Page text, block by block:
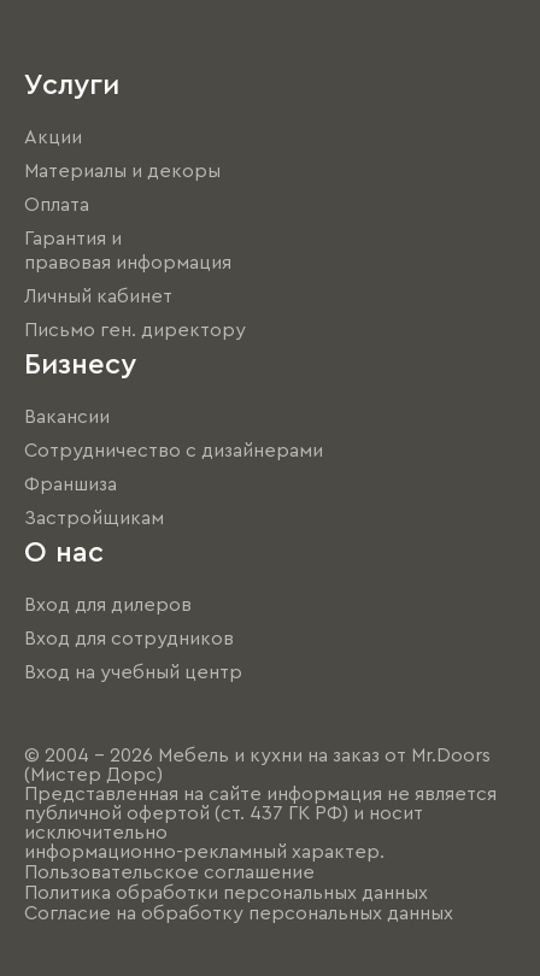
Услуги
Акции
Материалы и декоры
Оплата
Гарантия и
правовая информация
Личный кабинет
Письмо ген. директору
Бизнесу
Вакансии
Сотрудничество с дизайнерами
Франшиза
Застройщикам
О нас
Вход для дилеров
Вход для сотрудников
Вход на учебный центр
© 2004 - 2026 Мебель и кухни на заказ от Mr.Doors
(Мистер Дорс)
Представленная на сайте информация не является
публичной офертой (ст. 437 ГК РФ) и носит
исключительно
информационно-рекламный характер.
Пользовательское соглашение
Политика обработки персональных данных
Согласие на обработку персональных данных